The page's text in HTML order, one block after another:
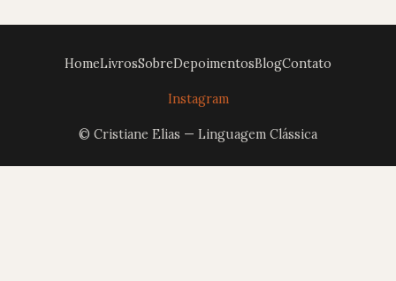
HomeLivrosSobreDepoimentosBlogContato
Instagram
© Cristiane Elias — Linguagem Clássica